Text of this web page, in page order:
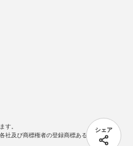
シェア
す。
及び商標権者の登録商標あるいは商標で